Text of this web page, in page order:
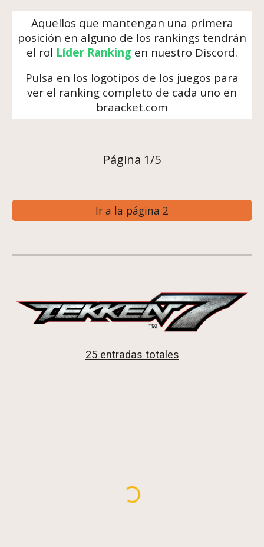
Aquellos que mantengan una primera
posición en alguno de los rankings tendrán
el rol Líder Ranking en nuestro Discord.
Pulsa en los logotipos de los juegos para
ver el ranking completo de cada uno en
braacket.com
Página 1/5
Ir a la página 2
25 entradas totales